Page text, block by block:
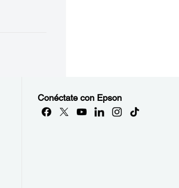
Conéctate con Epson